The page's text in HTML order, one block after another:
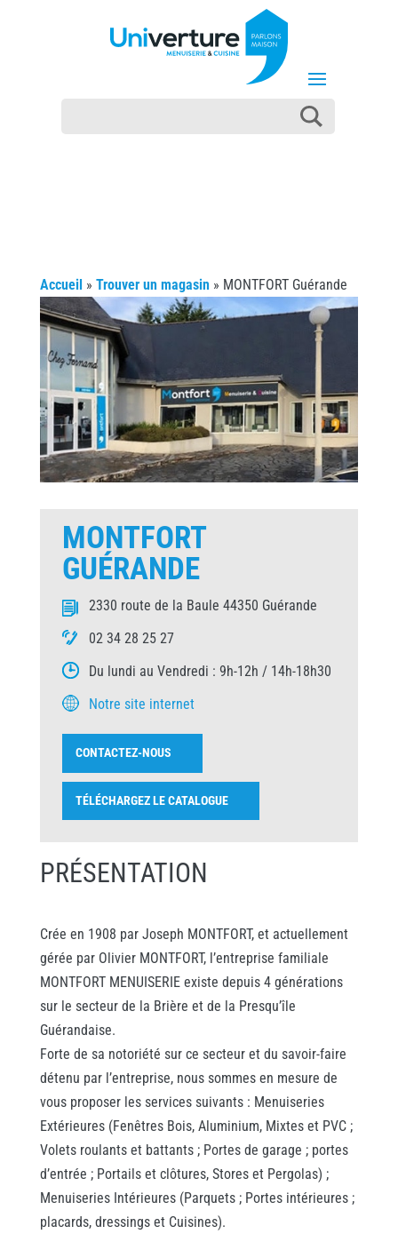
Accueil» Trouver un magasin » MONTFORT Guérande
MONTFORT
GUÉRANDE
2330 route de la Baule 44350 Guérande
02 34 28 25 27
Du lundi au Vendredi : 9h-12h / 14h-18h30
Notre site internet
CONTACTEZ-NOUS
TÉLÉCHARGEZ LE CATALOGUE
PRÉSENTATION
Crée en 1908 par Joseph MONTFORT, et actuellement
gérée par Olivier MONTFORT, l’entreprise familiale
MONTFORT MENUISERIE existe depuis 4 générations
sur le secteur de la Brière et de la Presqu’île
Guérandaise.
Forte de sa notoriété sur ce secteur et du savoir-faire
détenu par l’entreprise, nous sommes en mesure de
vous proposer les services suivants : Menuiseries
Extérieures (Fenêtres Bois, Aluminium, Mixtes et PVC ;
Volets roulants et battants ; Portes de garage ; portes
d’entrée ; Portails et clôtures, Stores et Pergolas) ;
Menuiseries Intérieures (Parquets ; Portes intérieures ;
placards, dressings et Cuisines).